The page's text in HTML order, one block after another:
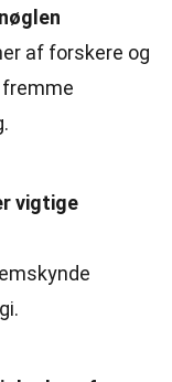
af forskere og
vigtige